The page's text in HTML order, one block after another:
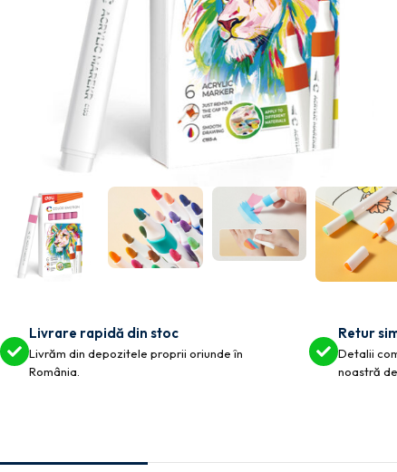
Livrare rapidă din stoc
Livrăm din depozitele proprii oriunde în
România.
Retur
Detalii
noastră